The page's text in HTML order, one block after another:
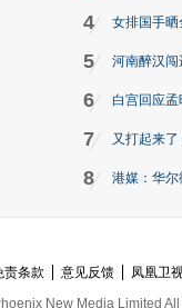
4 女排国手
5 河南醉汉
6 白宫回应孟
7 又打起来了
8 港媒：华尔
责条款 意见反馈 凤凰卫
New Media Limited